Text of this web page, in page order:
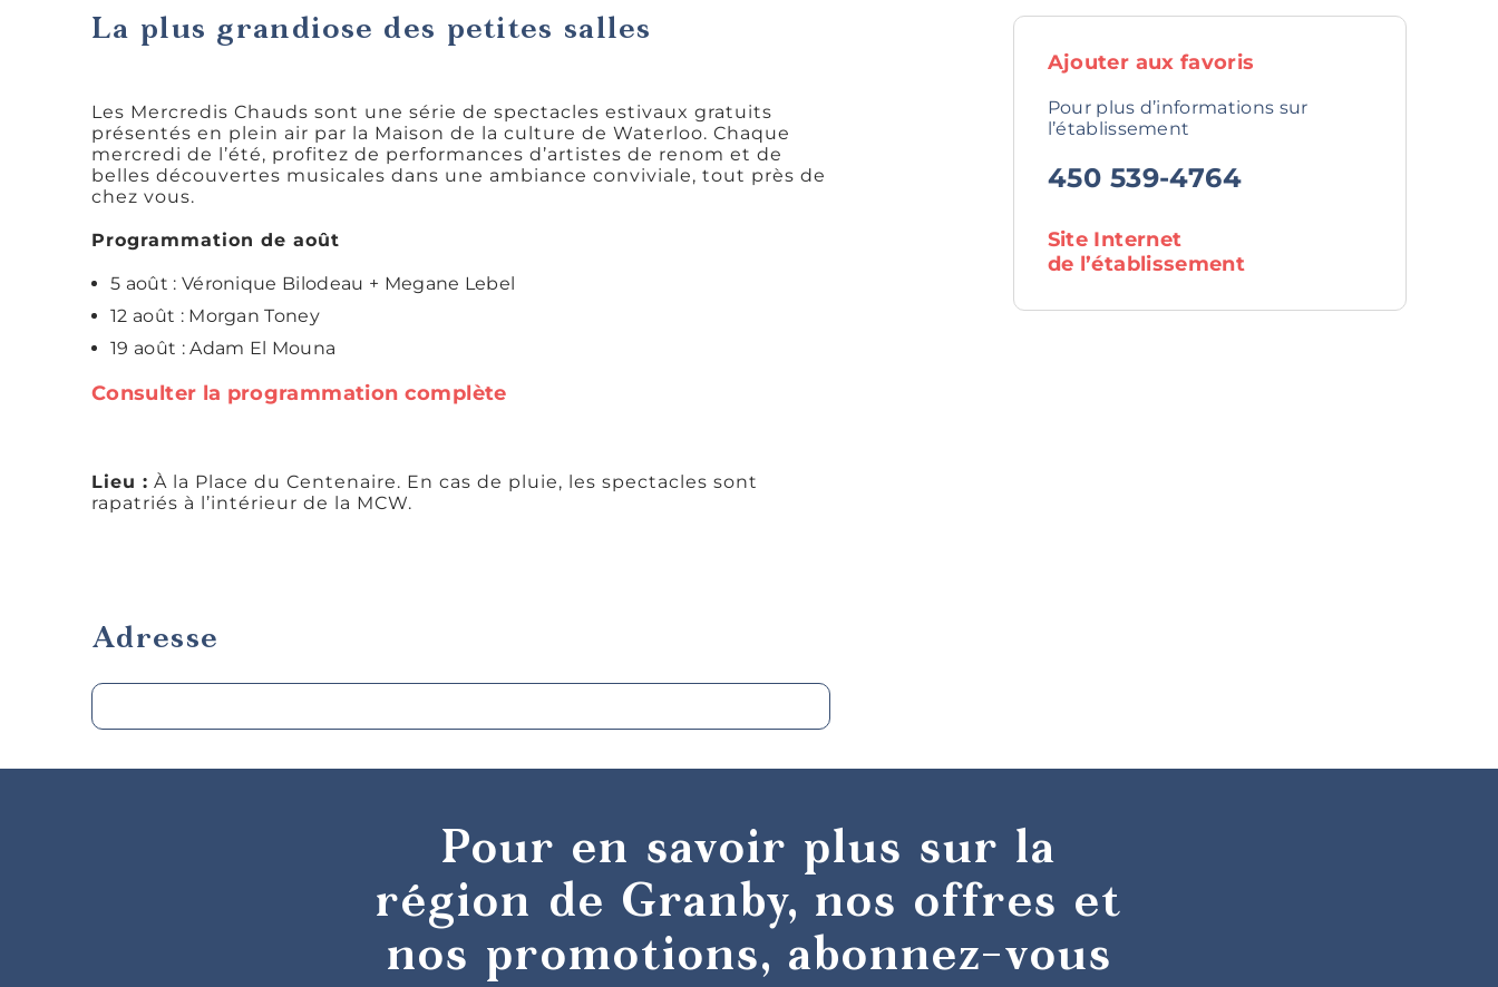
La plus grandiose des petites salles
Les Mercredis Chauds sont une série de spectacles estivaux gratuits
présentés en plein air par la Maison de la culture de Waterloo. Chaque
mercredi de l’été, profitez de performances d’artistes de renom et de
belles découvertes musicales dans une ambiance conviviale, tout près de
chez vous.
Programmation de août
5 août : Véronique Bilodeau + Megane Lebel
12 août : Morgan Toney
19 août : Adam El Mouna
Consulter la programmation complète
Lieu : À la Place du Centenaire. En cas de pluie, les spectacles sont
rapatriés à l’intérieur de la MCW.
Adresse
Ajouter aux favoris
Pour plus d’informations sur
l’établissement
450 539-4764
Site Internet
de l’établissement
Pour en savoir plus sur la
région de Granby, nos offres et
nos promotions, abonnez-vous